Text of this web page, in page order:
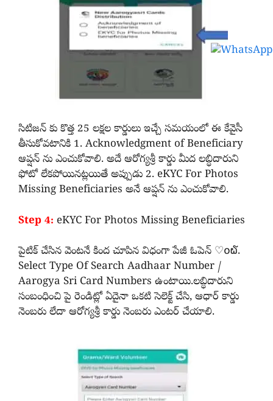
సిటిజన్ కు కొత్త 25 లక్షల కార్డులు ఇచ్చే సమయంలో ఈ కేవైసీ
తీసుకోవటానికి 1. Acknowledgment of Beneficiary
ఆప్షన్ ను ఎంచుకోవాలి. అదే ఆరోగ్యశ్రీ కార్డు మీద లబ్ధిదారుని
ఫోటో లేకపోయినట్లయితే అప్పుడు 2. eKYC For Photos
Missing Beneficiaries అనే ఆప్షన్ ను ఎంచుకోవాలి.
Step 4: eKYC For Photos Missing Beneficiaries
పైటిక్ చేసిన వెంటనే కింద చూపిన విధంగా పేజీ ఓపెన్ ♡໐໖.
Select Type Of Search Aadhaar Number /
Aarogya Sri Card Numbers ఉంటాయి.లబ్ధిదారుని
సంబంధించి పై రెండిట్లో ఏదైనా ఒకటి సెలెక్ట్ చేసి, ఆధార్ కార్డు
నెంబరు లేదా ఆరోగ్యశ్రీ కార్డు నెంబరు ఎంటర్ చేయాలి.